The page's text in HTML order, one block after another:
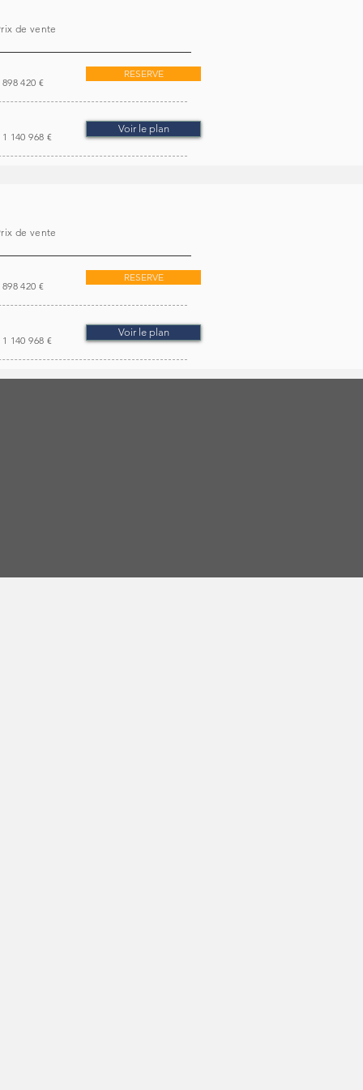
de vente
898 420 €
RESERVE
1 140 968 €
Voir le plan
de vente
898 420 €
RESERVE
1 140 968 €
Voir le plan